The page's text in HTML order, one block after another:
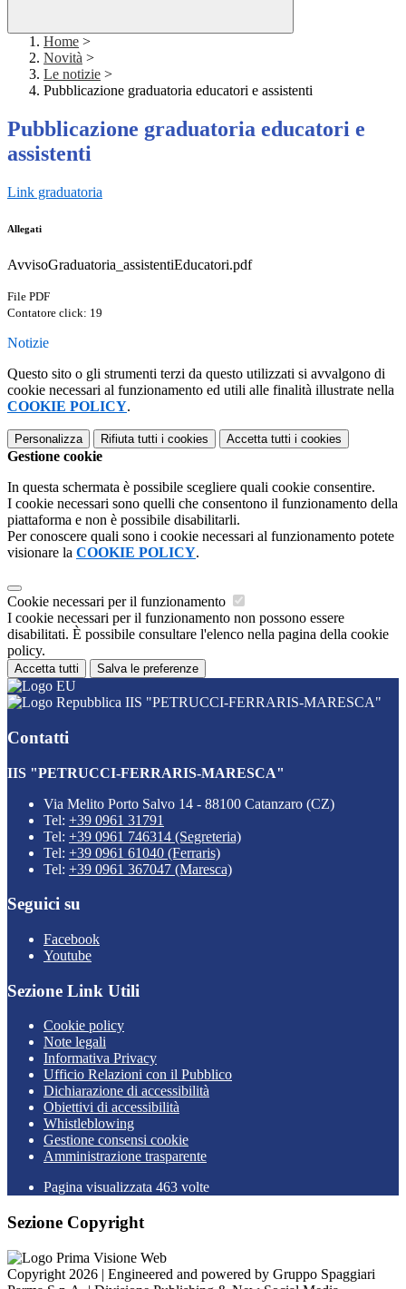
Home >
Novità >
Le notizie >
Pubblicazione graduatoria educatori e assistenti
Pubblicazione graduatoria educatori e
assistenti
Link graduatoria
Allegati
AvvisoGraduatoria_assistentiEducatori.pdf
File PDF
Contatore click: 19
Notizie
Questo sito o gli strumenti terzi da questo utilizzati si avvalgono di
cookie necessari al funzionamento ed utili alle finalità illustrate nella
COOKIE POLICY.
Personalizza Rifiuta tutti i cookies Accetta tutti i cookies
Gestione cookie
In questa schermata è possibile scegliere quali cookie consentire.
I cookie necessari sono quelli che consentono il funzionamento della
piattaforma e non è possibile disabilitarli.
Per conoscere quali sono i cookie necessari al funzionamento potete
visionare la COOKIE POLICY.
Cookie necessari per il funzionamento
I cookie necessari per il funzionamento non possono essere
disabilitati. È possibile consultare l'elenco nella pagina della cookie
policy.
Accetta tutti Salva le preferenze
IIS "PETRUCCI-FERRARIS-MARESCA"
Contatti
IIS "PETRUCCI-FERRARIS-MARESCA"
Via Melito Porto Salvo 14 - 88100 Catanzaro (CZ)
Tel: +39 0961 31791
Tel: +39 0961 746314 (Segreteria)
Tel: +39 0961 61040 (Ferraris)
Tel: +39 0961 367047 (Maresca)
Seguici su
Facebook
Youtube
Sezione Link Utili
Cookie policy
Note legali
Informativa Privacy
Ufficio Relazioni con il Pubblico
Dichiarazione di accessibilità
Obiettivi di accessibilità
Whistleblowing
Gestione consensi cookie
Amministrazione trasparente
Pagina visualizzata 463 volte
Sezione Copyright
Copyright 2026 | Engineered and powered by Gruppo Spaggiari